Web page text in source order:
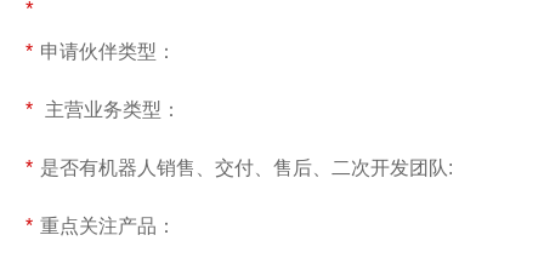
*
* 申请伙伴类型：
* 主营业务类型：
* 是否有机器人销售、交付、售后、二次开发团队:
* 重点关注产品：